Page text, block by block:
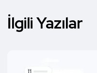
İlgili Yazılar